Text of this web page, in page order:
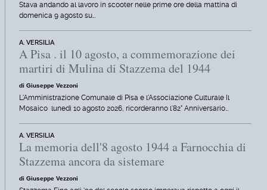
Stava andando al lavoro in scooter nelle prime ore della mattina di
domenica 9 agosto su…
A. VERSILIA
A Pisa . il 10 agosto, a commemorazione dei
martiri di Mulina di Stazzema del 1944
di Giuseppe Vezzoni
L'Amministrazione Comunale di Pisa e l'Associazione Culturale Il
Mosaico lunedì 10 agosto 2026, ricorderanno l'82° Anniversario…
A. VERSILIA
La memoria dell'8 agosto 1944 a Farnocchia di
Stazzema ancora da sistemare
di Giuseppe Vezzoni